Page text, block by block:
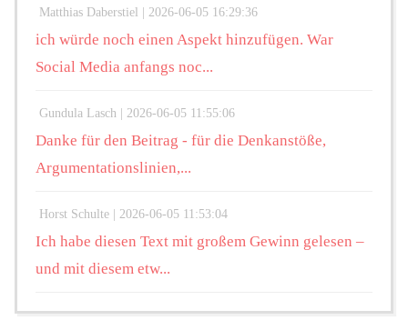
Matthias Daberstiel | 2026-06-05 16:29:36
ich würde noch einen Aspekt hinzufügen. War
Social Media anfangs noc...
Gundula Lasch | 2026-06-05 11:55:06
Danke für den Beitrag - für die Denkanstöße,
Argumentationslinien,...
Horst Schulte | 2026-06-05 11:53:04
Ich habe diesen Text mit großem Gewinn gelesen –
und mit diesem etw...